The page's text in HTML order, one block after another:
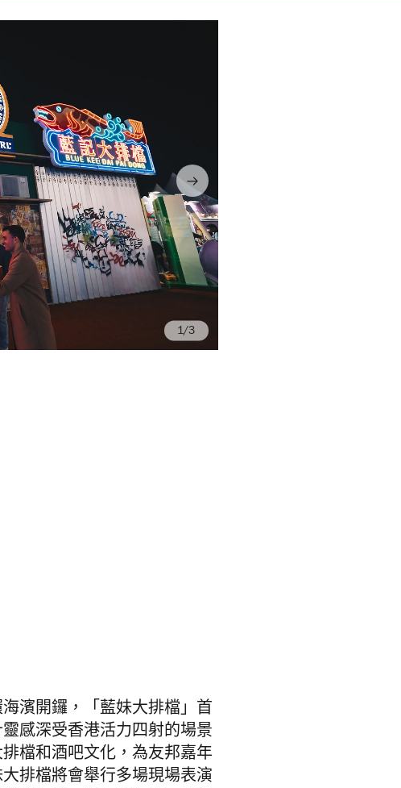
/3
濱開鑼，「藍妹大排檔」首
感深受香港活力四射的場景
檔和酒吧文化，為友邦嘉年
排檔將會舉行多場現場表演